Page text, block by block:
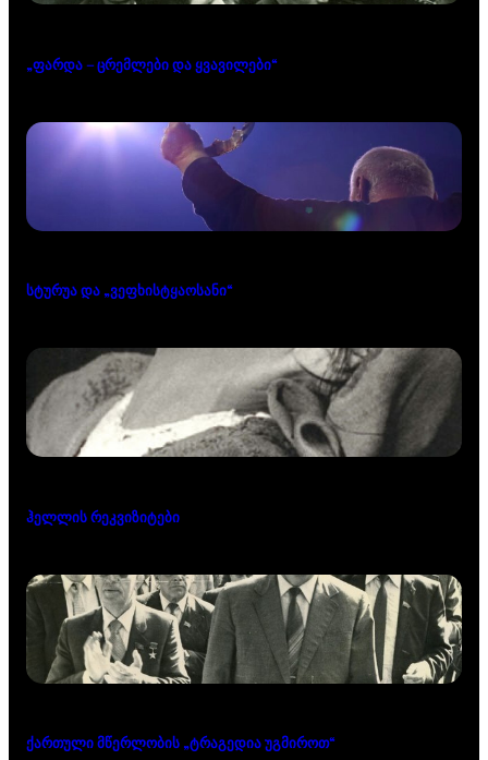
„ფარდა – ცრემლები და ყვავილები“
სტურუა და „ვეფხისტყაოსანი“
ჰელლის რეკვიზიტები
ქართული მწერლობის „ტრაგედია უგმიროთ“